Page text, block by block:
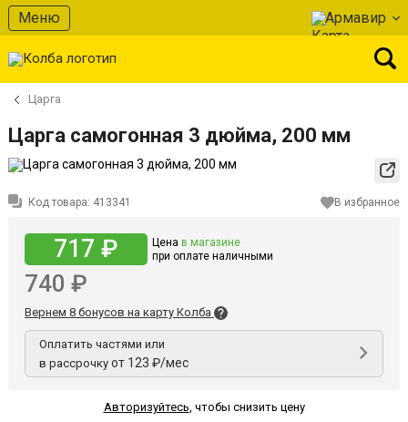
Меню Армавир
Царга
Царга самогонная 3 дюйма, 200 мм
Код товара: 413341 В избранное
717 ₽ Цена в магазине
при оплате наличными
740 ₽
Вернем 8 бонусов на карту Колба
Оплатить частями или
в рассрочку от 123 ₽/мес
Авторизуйтесь, чтобы снизить цену